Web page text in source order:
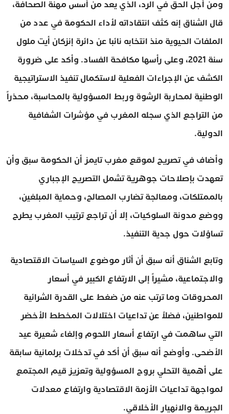
ومن أجل الحق في الرد، الذي يعد من أسس مهنة الصحافة،
قال الشناق إنه كثف انتقاداته لأداء الحكومة في عدد من
الملفات الحيوية منذ انتخابه نائبا عن دائرة إنزكان أيت ملول
سنة 2021، وعلى رأسها مكافحة الفساد. وأكد على ضرورة
الكشف عن الإجراءات الفعلية لاستكمال تنفيذ الاستراتيجية
الوطنية لمحاربة الرشوة وربط المسؤولية بالمحاسبة، محذراً
من التراجع الذي سجله المغرب في مؤشرات الشفافية
الدولية.
وأضاف في تصريح لموقع مغرب تايمز أن الحكومة سبق وأن
تعهدت بإصلاحات جوهرية تشمل التصريح الإجباري
بالممتلكات، ومعالجة تضارب المصالح، وحماية المبلغين،
ووضع مدونة السلوكيات، إلا أن تراجع ترتيب المغرب يطرح
تساؤلات حول جدية التنفيذ.
وتابع الشناق أنه سبق أن أثار موضوع السياسات الاقتصادية
والاجتماعية، مشيراً إلى الارتفاع الكبير في أسعار
المحروقات وما ترتب عنه من ضغط على القدرة الشرائية
للمواطنين، فضلاً عن تداعيات اختلالات المخطط الأخضر
التي ساهمت في ارتفاع أسعار اللحوم وإلغاء شعيرة عيد
الأضحى. وأوضح أنه سبق أن أكد في تدخلات برلمانية سابقة
على أهمية التحلي بروح المسؤولية وتعزيز قيم المجتمع
لمواجهة تداعيات الأزمة الاقتصادية وارتفاع معدلات
الجريمة والانهيار الأخلاقي.